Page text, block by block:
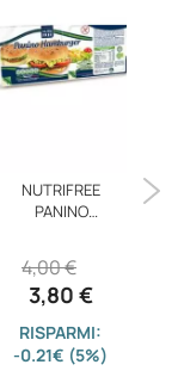
NUTRIFREE
PANINO
3,80 €
4,00 €
RISPARMI:
-0.21€ (5%)